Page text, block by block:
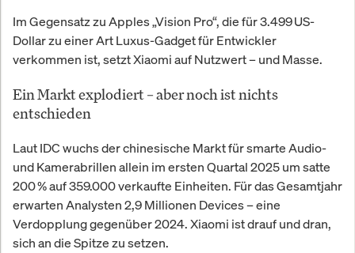
Im Gegensatz zu Apples „Vision Pro“, die für 3.499 US-
Dollar zu einer Art Luxus-Gadget für Entwickler
verkommen ist, setzt Xiaomi auf Nutzwert – und Masse.
Ein Markt explodiert – aber noch ist nichts
entschieden
Laut IDC wuchs der chinesische Markt für smarte Audio-
und Kamerabrillen allein im ersten Quartal 2025 um satte
200 % auf 359.000 verkaufte Einheiten. Für das Gesamtjahr
erwarten Analysten 2,9 Millionen Devices – eine
Verdopplung gegenüber 2024. Xiaomi ist drauf und dran,
sich an die Spitze zu setzen.